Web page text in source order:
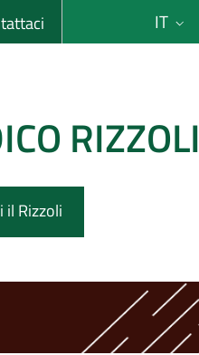
IT
RIZZOLI
il Rizzoli